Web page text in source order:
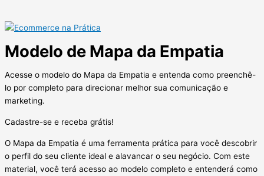
Modelo de Mapa da Empatia
Acesse o modelo do Mapa da Empatia e entenda como preenchê-
lo por completo para direcionar melhor sua comunicação e
marketing.
Cadastre-se e receba grátis!
O Mapa da Empatia é uma ferramenta prática para você descobrir
o perfil do seu cliente ideal e alavancar o seu negócio. Com este
material, você terá acesso ao modelo completo e entenderá como